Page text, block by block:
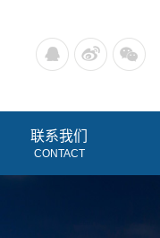
联系我们
CONTACT